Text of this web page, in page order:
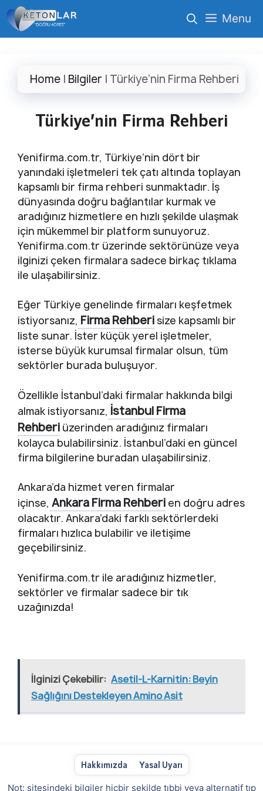
İçeriğe
atla
Menu
Home | Bilgiler | Türkiye’nin Firma Rehberi
Türkiye’nin Firma Rehberi
Yenifirma.com.tr, Türkiye’nin dört bir
yanındaki işletmeleri tek çatı altında toplayan
kapsamlı bir firma rehberi sunmaktadır. İş
dünyasında doğru bağlantılar kurmak ve
aradığınız hizmetlere en hızlı şekilde ulaşmak
için mükemmel bir platform sunuyoruz.
Yenifirma.com.tr üzerinde sektörünüze veya
ilginizi çeken firmalara sadece birkaç tıklama
ile ulaşabilirsiniz.
Eğer Türkiye genelinde firmaları keşfetmek
istiyorsanız, Firma Rehberi size kapsamlı bir
liste sunar. İster küçük yerel işletmeler,
isterse büyük kurumsal firmalar olsun, tüm
sektörler burada buluşuyor.
Özellikle İstanbul’daki firmalar hakkında bilgi
almak istiyorsanız, İstanbul Firma
Rehberi üzerinden aradığınız firmaları
kolayca bulabilirsiniz. İstanbul’daki en güncel
firma bilgilerine buradan ulaşabilirsiniz.
Ankara’da hizmet veren firmalar
içinse, Ankara Firma Rehberi en doğru adres
olacaktır. Ankara’daki farklı sektörlerdeki
firmaları hızlıca bulabilir ve iletişime
geçebilirsiniz.
Yenifirma.com.tr ile aradığınız hizmetler,
sektörler ve firmalar sadece bir tık
uzağınızda!
İlginizi Çekebilir: Asetil-L-Karnitin: Beyin
Sağlığını Destekleyen Amino Asit
Hakkımızda Yasal Uyarı
Not: sitesindeki bilgiler hiçbir şekilde tıbbi veya alternatif tıp